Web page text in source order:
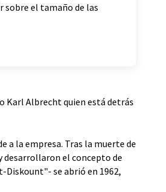
sobre el tamaño de las
Karl Albrecht quien está detrás
a la empresa. Tras la muerte de
desarrollaron el concepto de
se abrió en 1962,